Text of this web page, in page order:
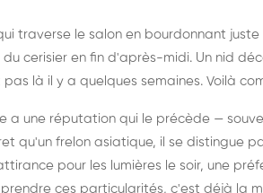
de nid de
:
partout en
traverse le salon en bourdonnant
cerisier en fin d'après-midi. Un nid
là il y a quelques semaines. Voilà
a une réputation qui le précède —
qu'un frelon asiatique, il se distingue
pour les lumières le soir, une
ces particularités, c'est déjà la